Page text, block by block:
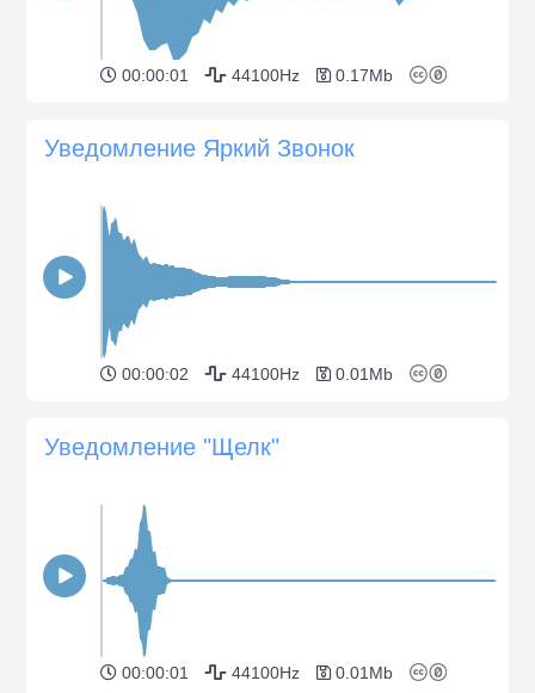
00:00:01 44100Hz 0.17Mb
Уведомление Яркий Звонок
00:00:02 44100Hz 0.01Mb
Уведомление "Щелк"
00:00:01 44100Hz 0.01Mb